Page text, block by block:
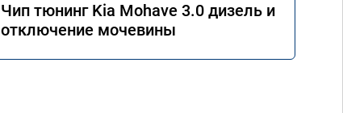
Чип тюнинг Kia Mohave 3.0 дизель и
отключение мочевины